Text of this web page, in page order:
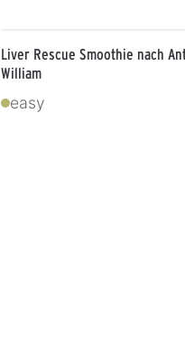
Liver Rescue Smoothie nach
William
easy